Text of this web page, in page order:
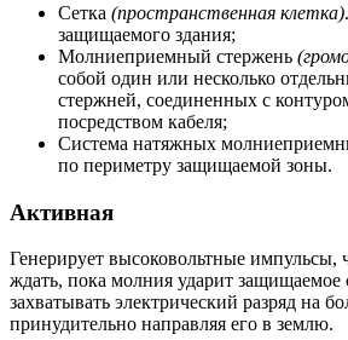
Сетка (пространственная клетка)
защищаемого здания;
Молниеприемный стержень
собой один или несколько
стержней, соединенных с
посредством кабеля;
Система натяжных
по периметру защищаемой зоны.
Активная
Генерирует высоковольтные импульсы,
ждать, пока молния ударит защищаемое
захватывать электрический разряд на
принудительно направляя его в землю.